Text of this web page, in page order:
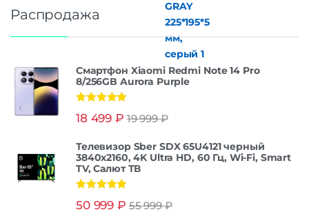
Распродажа
Смартфон Xiaomi Redmi Note 14 Pro
8/256GB Aurora Purple
из 5
18 499 ₽ 19 999₽
Телевизор Sber SDX 65U4121 черный
3840x2160, 4K Ultra HD, 60 Гц, Wi-Fi, Smart
TV, Салют ТВ
из 5
50 999 ₽ 55 999₽